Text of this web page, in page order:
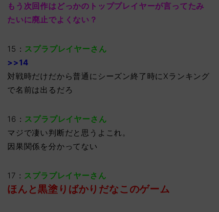
もう次回作はどっかのトッププレイヤーが言ってたみ
たいに廃止でよくない？
15： スプラプレイヤーさん
>>14
対戦時だけだから普通にシーズン終了時にXランキング
で名前は出るだろ
16： スプラプレイヤーさん
マジで凄い判断だと思うよこれ。
因果関係を分かってない
17： スプラプレイヤーさん
ほんと黒塗りばかりだなこのゲーム